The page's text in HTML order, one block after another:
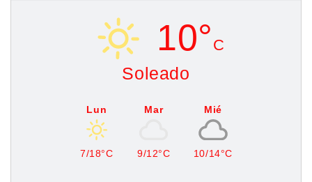
10° C
Soleado
Lun
7/18°C
Mar
9/12°C
Mié
10/14°C